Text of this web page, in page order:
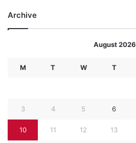
Archive
August 2026
M T W T
3 4 5 6
10 11 12 13